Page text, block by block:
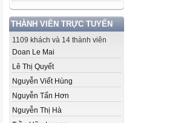
THÀNH VIÊN TRỰC TUYẾN
1109 khách và 14 thành viên
Doan Le Mai
Lê Thị Quyết
Nguyễn Viết Hùng
Nguyễn Tấn Hơn
Nguyễn Thị Hà